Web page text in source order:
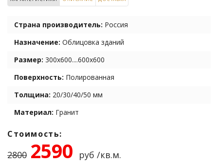
Страна производитель: Россия
Назначение: Облицовка зданий
Размер: 300х600....600х600
Поверхность: Полированная
Толщина: 20/30/40/50 мм
Материал: Гранит
Стоимость:
2800 2590 руб /кв.м.